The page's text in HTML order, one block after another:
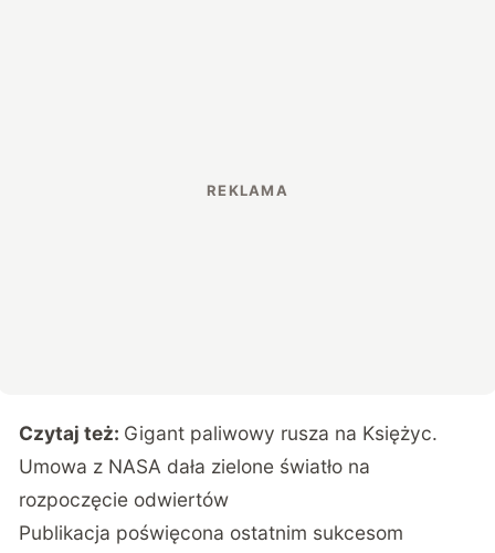
Czytaj też: Gigant paliwowy rusza na Księżyc.
Umowa z NASA dała zielone światło na
rozpoczęcie odwiertów
Publikacja poświęcona ostatnim sukcesom